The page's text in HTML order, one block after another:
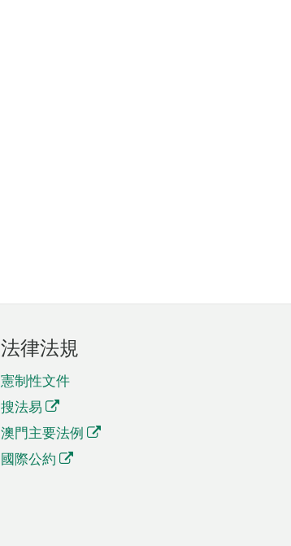
法律法規
憲制性文件
搜法易
澳門主要法例
國際公約